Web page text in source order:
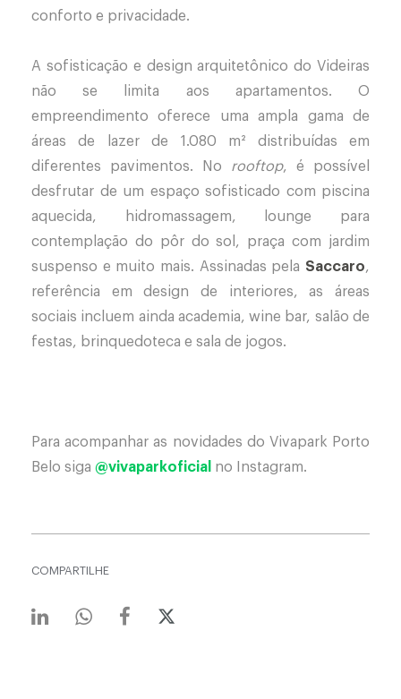
conforto e privacidade.
A sofisticação e design arquitetônico do Videiras
não se limita aos apartamentos. O
empreendimento oferece uma ampla gama de
áreas de lazer de 1.080 m² distribuídas em
diferentes pavimentos. No rooftop, é possível
desfrutar de um espaço sofisticado com piscina
aquecida, hidromassagem, lounge para
contemplação do pôr do sol, praça com jardim
suspenso e muito mais. Assinadas pela Saccaro,
referência em design de interiores, as áreas
sociais incluem ainda academia, wine bar, salão de
festas, brinquedoteca e sala de jogos.
Para acompanhar as novidades do Vivapark Porto
Belo siga @vivaparkoficial no Instagram.
COMPARTILHE